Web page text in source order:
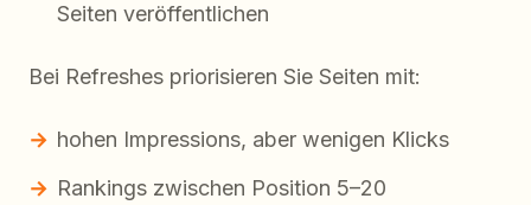
Seiten veröffentlichen
Bei Refreshes priorisieren Sie Seiten mit:
hohen Impressions, aber wenigen Klicks
Rankings zwischen Position 5–20